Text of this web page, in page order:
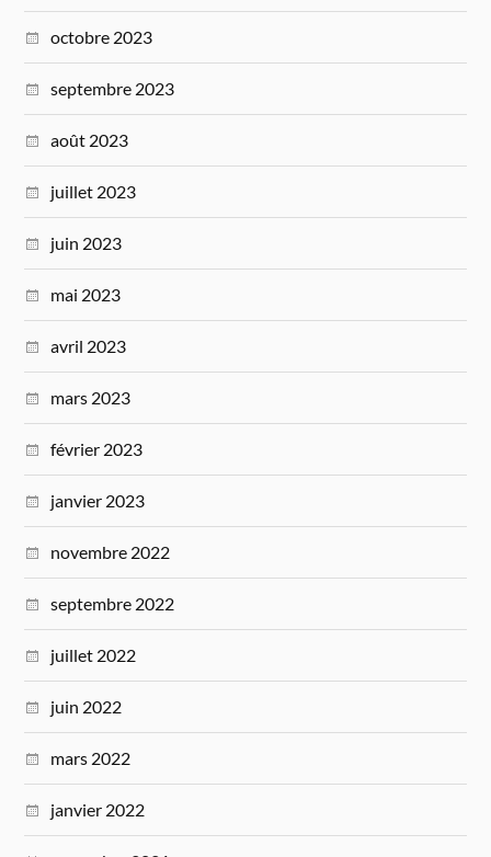
octobre 2023
septembre 2023
août 2023
juillet 2023
juin 2023
mai 2023
avril 2023
mars 2023
février 2023
janvier 2023
novembre 2022
septembre 2022
juillet 2022
juin 2022
mars 2022
janvier 2022